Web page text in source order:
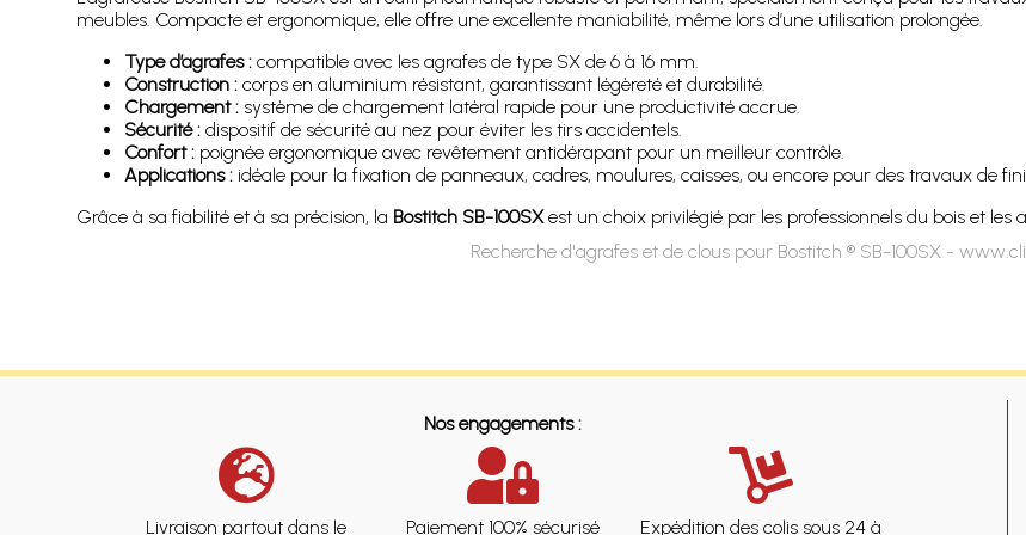
meubles. Compacte et ergonomique, elle offre une excellente maniabilité, même lors d’une utilisation prolongée.
Type d’agrafes :compatible avec les agrafes de type SX de 6 à 16 mm.
Construction :corps en aluminium résistant, garantissant légèreté et durabilité.
Chargement :système de chargement latéral rapide pour une productivité accrue.
Sécurité :dispositif de sécurité au nez pour éviter les tirs accidentels.
Confort :poignée ergonomique avec revêtement antidérapant pour un meilleur contrôle.
Applications :idéale pour la fixation de panneaux, cadres, moulures, caisses, ou encore pour des travaux de
Grâce à sa fiabilité et à sa précision, la Bostitch SB-100SXest un choix privilégié par les professionnels du bois et
Recherche d'agrafes et de clous pour Bostitch ® SB-100SX -
Nos engagements :
Livraison partout dans le Paiement 100% sécurisé Expédition des colis sous 24 à